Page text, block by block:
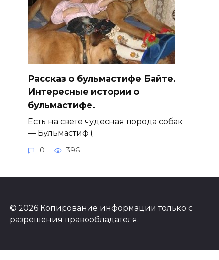
Рассказ о бульмастифе Байте.
Интересные истории о
бульмастифе.
Есть на свете чудесная порода собак
— Бульмастиф (
0 396
© 2026 Копирование информации только с
разрешения правообладателя.